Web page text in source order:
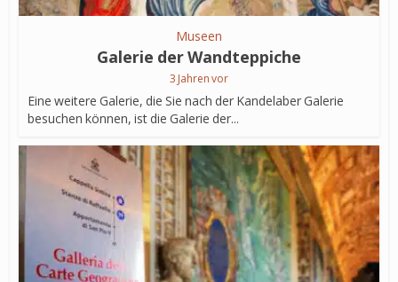
Museen
Galerie der Wandteppiche
3 Jahren vor
Eine weitere Galerie, die Sie nach der Kandelaber Galerie
besuchen können, ist die Galerie der...